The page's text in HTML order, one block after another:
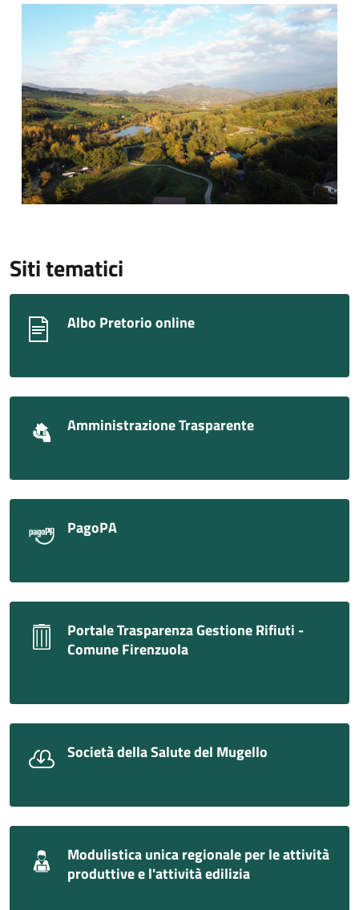
Siti tematici
Albo Pretorio online
Amministrazione Trasparente
PagoPA
Portale Trasparenza Gestione Rifiuti -
Comune Firenzuola
Società della Salute del Mugello
Modulistica unica regionale per le attività
produttive e l'attività edilizia